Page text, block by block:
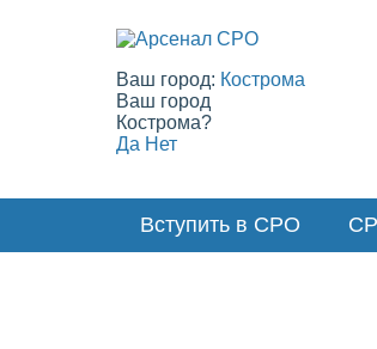
Ваш город: Кострома
Ваш город
Кострома?
Да Нет
Вступить в СРО